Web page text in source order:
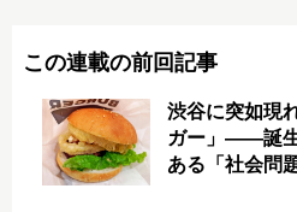
この連載の前回記事
渋谷に突如現
ガー」――誕
ある「社会問